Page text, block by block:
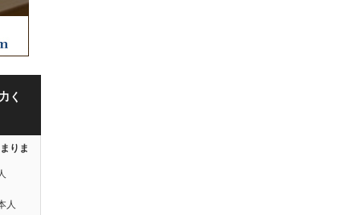
く
りま
人